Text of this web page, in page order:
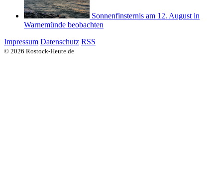
Sonnenfinsternis am 12. August in
Warnemünde beobachten
Impressum Datenschutz RSS
© 2026 Rostock-Heute.de